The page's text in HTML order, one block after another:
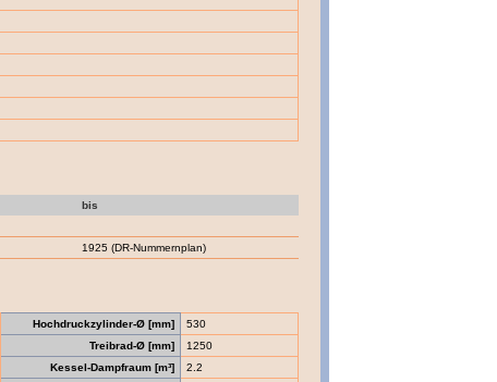
bis
1925 (DR-Nummernplan)
Hochdruckzylinder-Ø [mm]
530
Treibrad-Ø [mm]
1250
Kessel-Dampfraum [m³]
2.2